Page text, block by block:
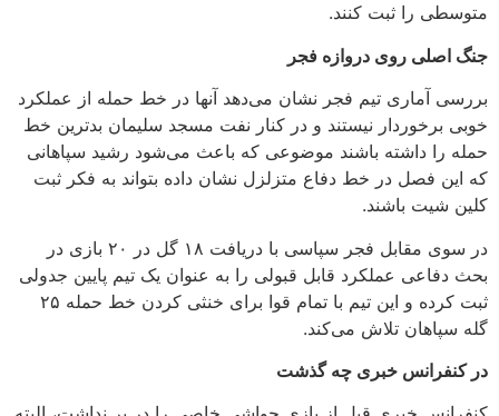
متوسطی را ثبت کنند.
جنگ اصلی روی دروازه فجر
بررسی آماری تیم فجر نشان می‌دهد آنها در خط حمله از عملکرد
خوبی برخوردار نیستند و در کنار نفت مسجد سلیمان بدترین خط
حمله را داشته باشند موضوعی که باعث می‌شود رشید سپاهانی
که این فصل در خط دفاع متزلزل نشان داده بتواند به فکر ثبت
کلین شیت باشند.
در سوی مقابل فجر سپاسی با دریافت ۱۸ گل در ۲۰ بازی در
بحث دفاعی عملکرد قابل قبولی را به عنوان یک تیم پایین جدولی
ثبت کرده و این تیم با تمام قوا برای خنثی کردن خط حمله ۲۵
گله سپاهان تلاش می‌کند.
در کنفرانس خبری چه گذشت